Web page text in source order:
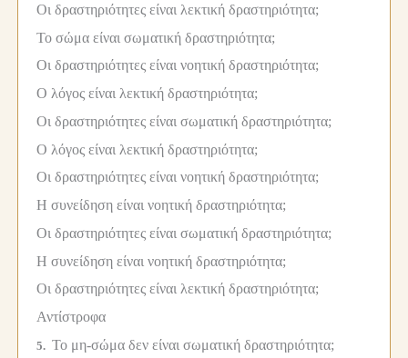
Οι δραστηριότητες είναι λεκτική δραστηριότητα;
Το σώμα είναι σωματική δραστηριότητα;
Οι δραστηριότητες είναι νοητική δραστηριότητα;
Ο λόγος είναι λεκτική δραστηριότητα;
Οι δραστηριότητες είναι σωματική δραστηριότητα;
Ο λόγος είναι λεκτική δραστηριότητα;
Οι δραστηριότητες είναι νοητική δραστηριότητα;
Η συνείδηση είναι νοητική δραστηριότητα;
Οι δραστηριότητες είναι σωματική δραστηριότητα;
Η συνείδηση είναι νοητική δραστηριότητα;
Οι δραστηριότητες είναι λεκτική δραστηριότητα;
Αντίστροφα
5. Το μη-σώμα δεν είναι σωματική δραστηριότητα;